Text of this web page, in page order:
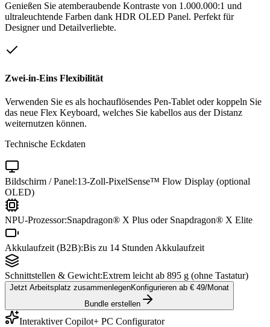
Genießen Sie atemberaubende Kontraste von 1.000.000:1 und
ultraleuchtende Farben dank HDR OLED Panel. Perfekt für
Designer und Detailverliebte.
Zwei-in-Eins Flexibilität
Verwenden Sie es als hochauflösendes Pen-Tablet oder koppeln Sie
das neue Flex Keyboard, welches Sie kabellos aus der Distanz
weiternutzen können.
Technische Eckdaten
Bildschirm / Panel:13-Zoll-PixelSense™ Flow Display (optional
OLED)
NPU-Prozessor:Snapdragon® X Plus oder Snapdragon® X Elite
Akkulaufzeit (B2B):Bis zu 14 Stunden Akkulaufzeit
Schnittstellen & Gewicht:Extrem leicht ab 895 g (ohne Tastatur)
Jetzt Arbeitsplatz zusammenlegenKonfigurieren ab € 49/Monat
Bundle erstellen
Interaktiver Copilot+ PC Configurator